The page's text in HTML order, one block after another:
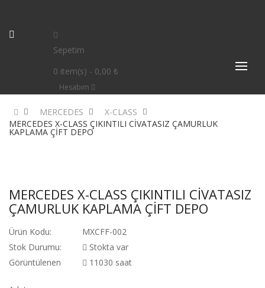
Sepetim
0 item(s) - 0,00 ₺
Hesabım
MERCEDES
X-CLASS
MERCEDES X-CLASS ÇIKINTILI CİVATASIZ ÇAMURLUK
KAPLAMA ÇİFT DEPO
MERCEDES X-CLASS ÇIKINTILI CİVATASIZ
ÇAMURLUK KAPLAMA ÇİFT DEPO
Ürün Kodu:
MXCFF-002
Stok Durumu:
Stokta var
Görüntülenen
11030 saat